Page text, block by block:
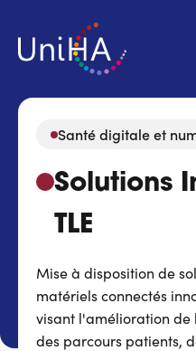
contenu
Menu
du
compte
Espace
Programmes d'action
Marchés
Santé digitale et
Solutions
TLE
Mise à disposition de
matériels connectés
visant l'amélioration de
des parcours patients,